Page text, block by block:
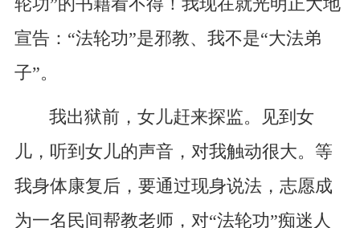
轮功”的书籍看不得！我现在就光明正大地
宣告：“法轮功”是邪教、我不是“大法弟
子”。
我出狱前，女儿赶来探监。见到女
儿，听到女儿的声音，对我触动很大。等
我身体康复后，要通过现身说法，志愿成
为一名民间帮教老师，对“法轮功”痴迷人